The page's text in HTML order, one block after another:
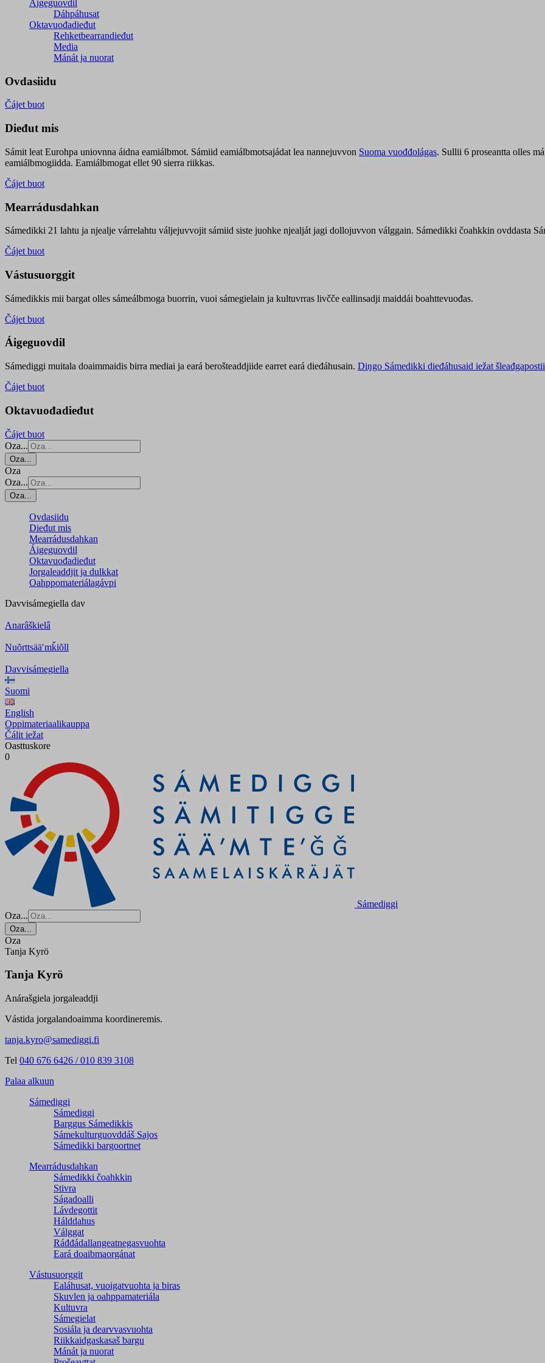
Áigeguovdil
Dáhpáhusat
Oktavuođadieđut
Rehketbearrandieđut
Media
Mánát ja nuorat
Ovdasiidu
Čájet buot
Dieđut mis
Sámit leat Eurohpa uniovnna áidna eamiálbmot. Sámiid eamiálbmotsajádat lea nannejuvvon Suoma vuođđolágas. Sullii 6 proseantta olles
eamiálbmogiidda. Eamiálbmogat ellet 90 sierra riikkas.
Čájet buot
Mearrádusdahkan
Sámedikki 21 lahtu ja njealje várrelahtu váljejuvvojit sámiid siste juohke njealját jagi dollojuvvon válggain. Sámedikki čoahkkin ovddasta
Čájet buot
Vástusuorggit
Sámedikkis mii bargat olles sámeálbmoga buorrin, vuoi sámegielain ja kultuvrras livčče eallinsadji maiddái boahttevuođas.
Čájet buot
Áigeguovdil
Sámediggi muitala doaimmaidis birra mediai ja eará berošteaddjiide earret eará dieđáhusain. Diŋgo Sámedikki dieđáhusaid iežat šleađgapostii
Čájet buot
Oktavuođadieđut
Čájet buot
Oza...
Oza...
Oza
Oza...
Oza...
Ovdasiidu
Dieđut mis
Mearrádusdahkan
Áigeguovdil
Oktavuođadieđut
Jorgaleaddjit ja dulkkat
Oahppomateriálagávpi
Davvisámegiella dav
Anarâškielâ
Nuõrttsääʹmǩiõll
Davvisámegiella
Suomi
English
Oppimateriaalikauppa
Čálit iežat
Oasttuskore
0
Sámediggi
Oza...
Oza...
Oza
Tanja Kyrö
Tanja Kyrö
Anárašgiela jorgaleaddji
Vástida jorgalandoaimma koordineremis.
tanja.kyro@samediggi.fi
Tel 040 676 6426 / 010 839 3108
Palaa alkuun
Sámediggi
Sámediggi
Barggus Sámedikkis
Sámekulturguovddáš Sajos
Sámedikki bargoortnet
Mearrádusdahkan
Sámedikki čoahkkin
Stivra
Ságadoalli
Lávdegottit
Hálddahus
Válggat
Ráđđádallangeatnegas­vuohta
Eará doaibmaorgánat
Vástusuorggit
Ealáhusat, vuoigatvuohta ja biras
Skuvlen ja oahppamateriála
Kultuvra
Sámegielat
Sosiála ja dearvvasvuohta
Riikkaidgaskasaš bargu
Mánát ja nuorat